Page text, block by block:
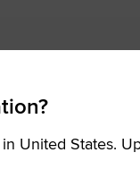
United States.